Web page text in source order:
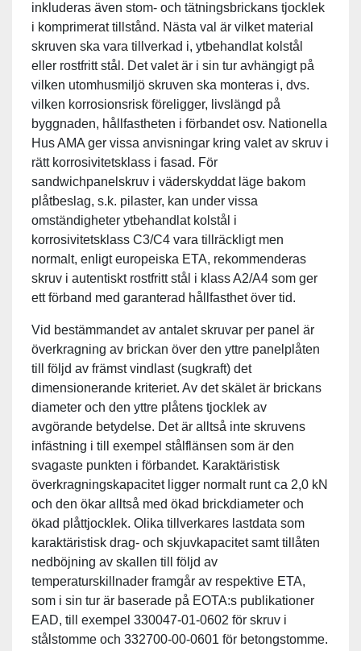
inkluderas även stom- och tätningsbrickans tjocklek
i komprimerat tillstånd. Nästa val är vilket material
skruven ska vara tillverkad i, ytbehandlat kolstål
eller rostfritt stål. Det valet är i sin tur avhängigt på
vilken utomhusmiljö skruven ska monteras i, dvs.
vilken korrosionsrisk föreligger, livslängd på
byggnaden, hållfastheten i förbandet osv. Nationella
Hus AMA ger vissa anvisningar kring valet av skruv i
rätt korrosivitetsklass i fasad. För
sandwichpanelskruv i väderskyddat läge bakom
plåtbeslag, s.k. pilaster, kan under vissa
omständigheter ytbehandlat kolstål i
korrosivitetsklass C3/C4 vara tillräckligt men
normalt, enligt europeiska ETA, rekommenderas
skruv i autentiskt rostfritt stål i klass A2/A4 som ger
ett förband med garanterad hållfasthet över tid.
Vid bestämmandet av antalet skruvar per panel är
överkragning av brickan över den yttre panelplåten
till följd av främst vindlast (sugkraft) det
dimensionerande kriteriet. Av det skälet är brickans
diameter och den yttre plåtens tjocklek av
avgörande betydelse. Det är alltså inte skruvens
infästning i till exempel stålflänsen som är den
svagaste punkten i förbandet. Karaktäristisk
överkragningskapacitet ligger normalt runt ca 2,0 kN
och den ökar alltså med ökad brickdiameter och
ökad plåttjocklek. Olika tillverkares lastdata som
karaktäristisk drag- och skjuvkapacitet samt tillåten
nedböjning av skallen till följd av
temperaturskillnader framgår av respektive ETA,
som i sin tur är baserade på EOTA:s publikationer
EAD, till exempel 330047-01-0602 för skruv i
stålstomme och 332700-00-0601 för betongstomme.